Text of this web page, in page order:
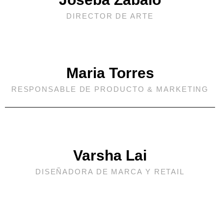
DIRECTOR DE ARTE
Maria Torres
RESPONSABLE DE PRODUCTO & MARKETING
Varsha Lai
DISEÑADORA DE MARCA Y RETAIL